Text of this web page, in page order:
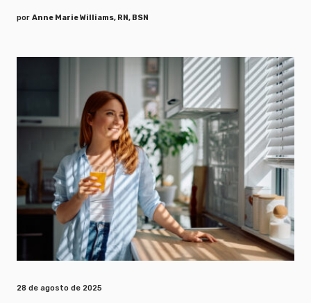
por Anne Marie Williams, RN, BSN
28 de agosto de 2025